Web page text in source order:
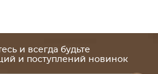
и всегда будьте
и поступлений новинок